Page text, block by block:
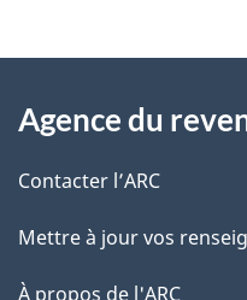
l
s
l
o
t
r
e
é
propos
de
ce
Agence du
Contacter l’ARC
Mettre à jour vos
À propos de l'ARC